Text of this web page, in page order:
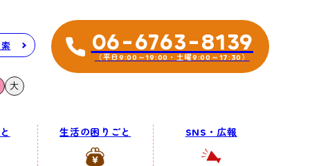
大
06-6763-8139
（平日9:00～19:00・土曜9:00～17:30）
生活の困りごと SNS・広報